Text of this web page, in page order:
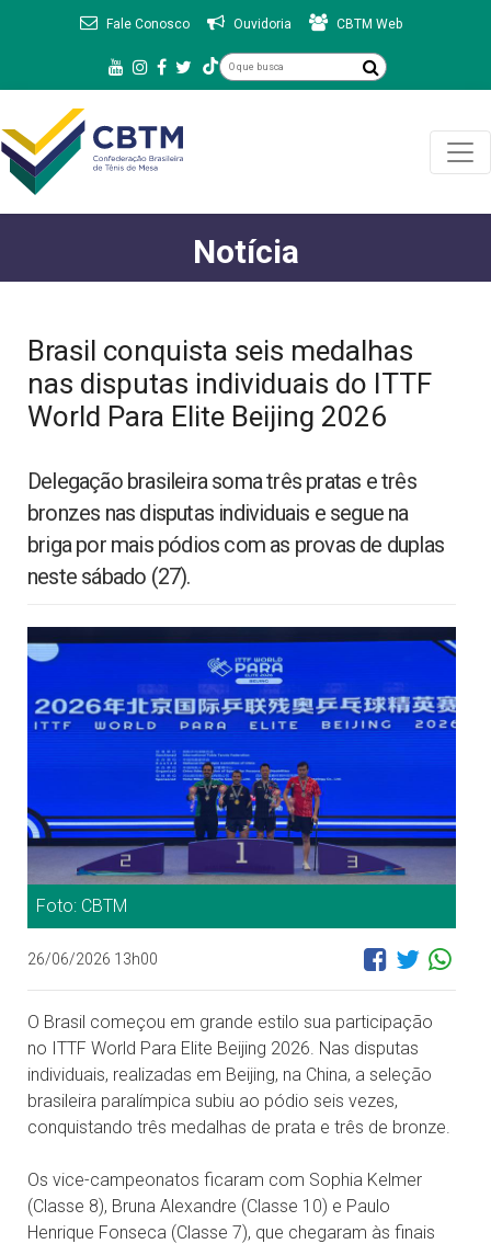
Fale Conosco Ouvidoria CBTM Web
Notícia
Brasil conquista seis medalhas
nas disputas individuais do ITTF
World Para Elite Beijing 2026
Delegação brasileira soma três pratas e três
bronzes nas disputas individuais e segue na
briga por mais pódios com as provas de duplas
neste sábado (27).
Foto: CBTM
26/06/2026 13h00
O Brasil começou em grande estilo sua participação
no ITTF World Para Elite Beijing 2026. Nas disputas
individuais, realizadas em Beijing, na China, a seleção
brasileira paralímpica subiu ao pódio seis vezes,
conquistando três medalhas de prata e três de bronze.
Os vice-campeonatos ficaram com Sophia Kelmer
(Classe 8), Bruna Alexandre (Classe 10) e Paulo
Henrique Fonseca (Classe 7), que chegaram às finais